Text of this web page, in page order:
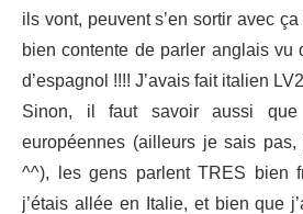
ils vont, peuvent s’en sortir avec
bien contente de parler anglais vu
d’espagnol !!!! J’avais fait italien
Sinon, il faut savoir aussi
européennes (ailleurs je sais
^^), les gens parlent TRES bien
j’étais allée en Italie, et bien que